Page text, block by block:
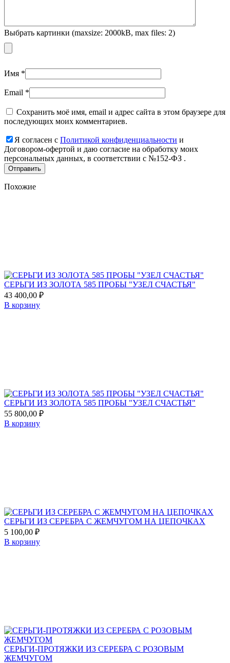
Выбрать картинки (maxsize: 2000kB, max files: 2)
Имя *
Email *
Сохранить моё имя, email и адрес сайта в этом браузере для
последующих моих комментариев.
Я согласен с Политикой конфиденциальности и
Договором-офертой и даю согласие на обработку моих
персональных данных, в соответствии с №152-ФЗ .
Похожие
СЕРЬГИ ИЗ ЗОЛОТА 585 ПРОБЫ "УЗЕЛ СЧАСТЬЯ"
43 400,00 ₽
В корзину
СЕРЬГИ ИЗ ЗОЛОТА 585 ПРОБЫ "УЗЕЛ СЧАСТЬЯ"
55 800,00 ₽
В корзину
СЕРЬГИ ИЗ СЕРЕБРА С ЖЕМЧУГОМ НА ЦЕПОЧКАХ
5 100,00 ₽
В корзину
СЕРЬГИ-ПРОТЯЖКИ ИЗ СЕРЕБРА С РОЗОВЫМ
ЖЕМЧУГОМ